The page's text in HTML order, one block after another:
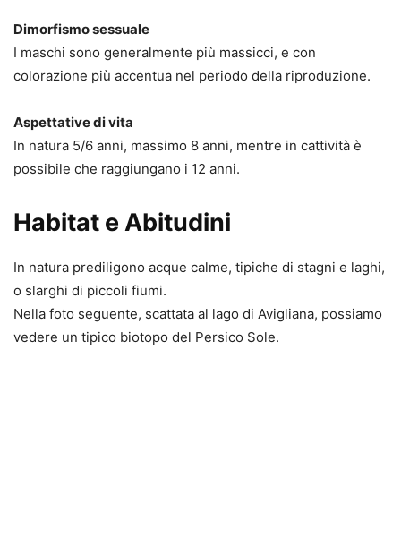
Dimorfismo sessuale
I maschi sono generalmente più massicci, e con
colorazione più accentua nel periodo della riproduzione.
Aspettative di vita
In natura 5/6 anni, massimo 8 anni, mentre in cattività è
possibile che raggiungano i 12 anni.
Habitat e Abitudini
In natura prediligono acque calme, tipiche di stagni e laghi,
o slarghi di piccoli fiumi.
Nella foto seguente, scattata al lago di Avigliana, possiamo
vedere un tipico biotopo del Persico Sole.